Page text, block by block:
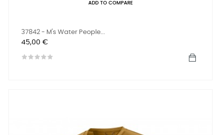
ADD TO COMPARE
37842 - M's Water People...
Preis
45,00 €